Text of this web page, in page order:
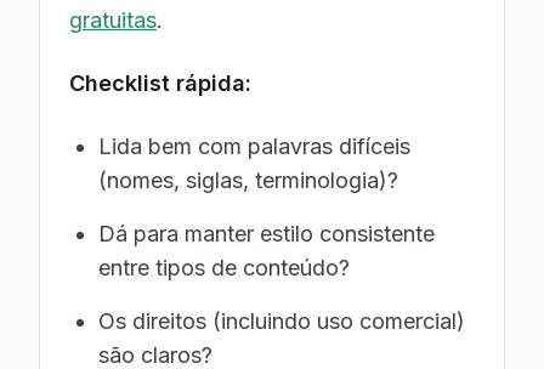
gratuitas.
Checklist rápida:
Lida bem com palavras difíceis
(nomes, siglas, terminologia)?
Dá para manter estilo consistente
entre tipos de conteúdo?
Os direitos (incluindo uso comercial)
são claros?